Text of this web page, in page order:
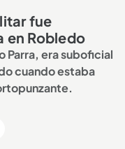
fue
en Robledo
Parra, era suboficial
cuando estaba